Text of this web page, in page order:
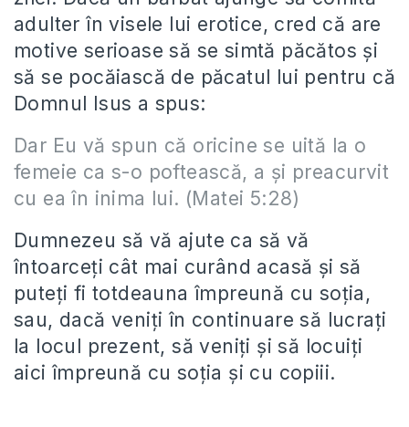
adulter în visele lui erotice, cred că are
motive serioase să se simtă păcătos şi
să se pocăiască de păcatul lui pentru că
Domnul Isus a spus:
Dar Eu vă spun că oricine se uită la o
femeie ca s-o poftească, a şi preacurvit
cu ea în inima lui. (Matei 5:28)
Dumnezeu să vă ajute ca să vă
întoarceţi cât mai curând acasă şi să
puteţi fi totdeauna împreună cu soţia,
sau, dacă veniţi în continuare să lucraţi
la locul prezent, să veniţi şi să locuiţi
aici împreună cu soţia şi cu copiii.